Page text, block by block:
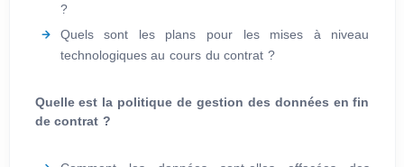
?
Quels sont les plans pour les mises à niveau
technologiques au cours du contrat ?
Quelle est la politique de gestion des données en fin
de contrat ?